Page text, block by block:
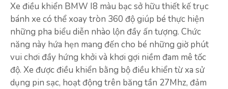
Xe điều khiển BMW I8 màu bạc sở hữu thiết kế trục
bánh xe có thể xoay tròn 360 độ giúp bé thực hiện
những pha biểu diễn nhào lộn đầy ấn tượng. Chức
năng này hứa hẹn mang đến cho bé những giờ phút
vui chơi đầy hứng khởi và khơi gợi niềm đam mê tốc
độ. Xe được điều khiển bằng bộ điều khiển từ xa sử
dụng pin sạc, hoạt động trên băng tần 27Mhz, đảm